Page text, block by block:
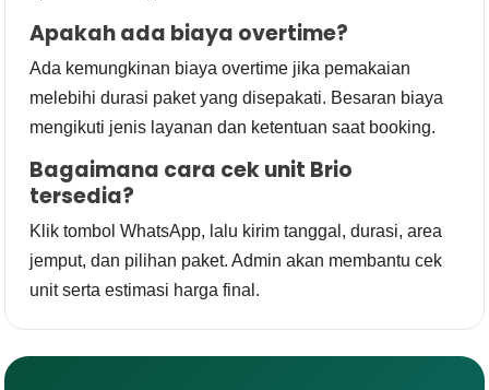
Apakah ada biaya overtime?
Ada kemungkinan biaya overtime jika pemakaian
melebihi durasi paket yang disepakati. Besaran biaya
mengikuti jenis layanan dan ketentuan saat booking.
Bagaimana cara cek unit Brio
tersedia?
Klik tombol WhatsApp, lalu kirim tanggal, durasi, area
jemput, dan pilihan paket. Admin akan membantu cek
unit serta estimasi harga final.